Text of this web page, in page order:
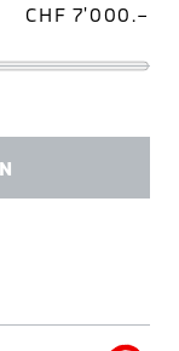
CHF 7'000.–